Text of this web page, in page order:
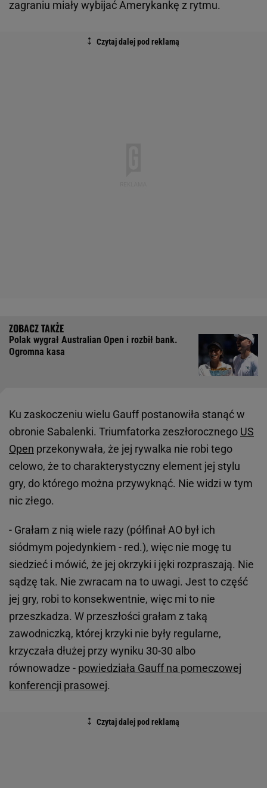
zagraniu miały wybijać Amerykankę z rytmu.
Polak wygrał Australian Open i rozbił bank.
Ogromna kasa
Ku zaskoczeniu wielu Gauff postanowiła stanąć w
obronie Sabalenki. Triumfatorka zeszłorocznego US
Open przekonywała, że jej rywalka nie robi tego
celowo, że to charakterystyczny element jej stylu
gry, do którego można przywyknąć. Nie widzi w tym
nic złego.
- Grałam z nią wiele razy (półfinał AO był ich
siódmym pojedynkiem - red.), więc nie mogę tu
siedzieć i mówić, że jej okrzyki i jęki rozpraszają. Nie
sądzę tak. Nie zwracam na to uwagi. Jest to część
jej gry, robi to konsekwentnie, więc mi to nie
przeszkadza. W przeszłości grałam z taką
zawodniczką, której krzyki nie były regularne,
krzyczała dłużej przy wyniku 30-30 albo
równowadze - powiedziała Gauff na pomeczowej
konferencji prasowej.